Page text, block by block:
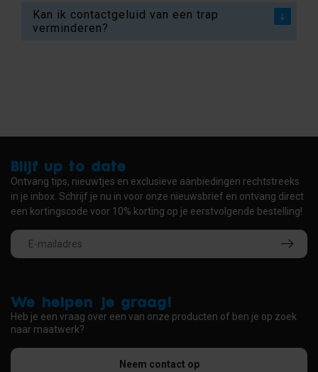
Kan ik contactgeluid van een trap
verminderen?
We helpen je graag!
Heb je een vraag over een van onze producten of ben je op zoek
naar maatwerk?
Neem contact op
Blijf up to date
Ontvang tips, nieuwtjes en exclusieve aanbiedingen rechtstreeks
in je inbox. Schrijf je nu in voor onze nieuwsbrief en ontvang direct
een kortingscode voor 10% korting op je eerstvolgende bestelling!